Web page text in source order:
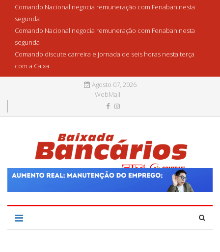
Comando Nacional negocia remuneração com Fenaban nesta
segunda
Comando Nacional negocia remuneração com Fenaban nesta
segunda
Comando discute carreira e jornada de seis horas nesta terça
com a Caixa
Agosto 07, 2026
WebMail